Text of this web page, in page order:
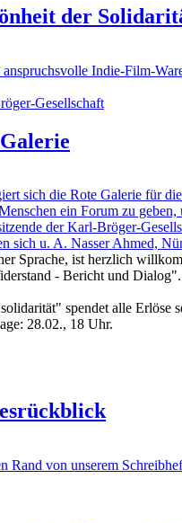
der
Indie-Film-
sich die Rote Galerie für
ein Forum zu
der Karl-Bröger-
u. A. Nasser Ahmed,
Sprache, ist herzlich
- Bericht und Dialog".
spendet alle Erlöse
28.02., 18 Uhr.
von unserem